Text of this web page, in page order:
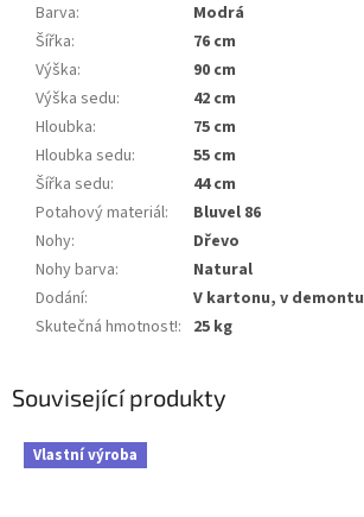
Barva:
Modrá
Šířka:
76 cm
Výška:
90 cm
Výška sedu:
42 cm
Hloubka:
75 cm
Hloubka sedu:
55 cm
Šířka sedu:
44 cm
Potahový materiál:
Bluvel 86
Nohy:
Dřevo
Nohy barva:
Natural
Dodání:
V kartonu, v demontu
Skutečná hmotnost!: 25 kg
Související produkty
Vlastní výroba